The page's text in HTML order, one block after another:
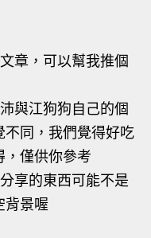
章，可以幫我推個
與江狗狗自己的個
不同，我們覺得好吃
，僅供你參考
享的東西可能不是
背景喔